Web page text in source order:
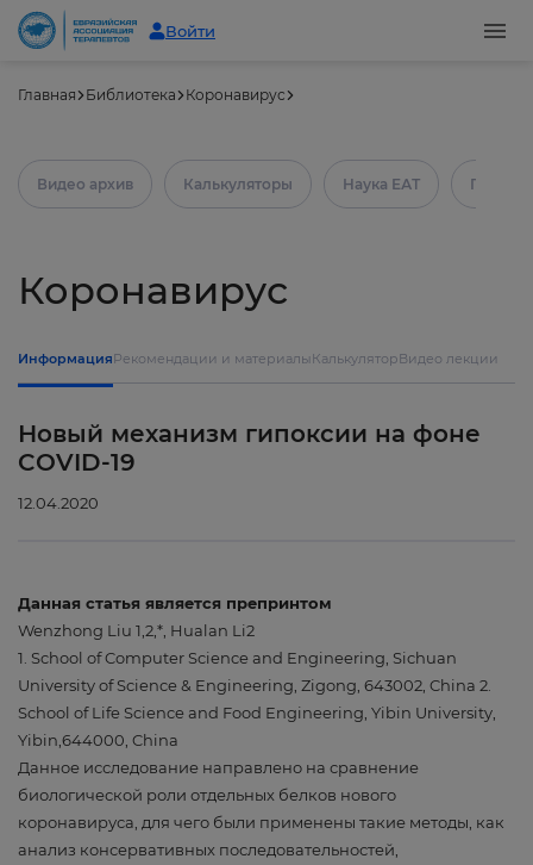
Войти
Главная Библиотека Коронавирус
Видео архив Калькуляторы Наука ЕАТ
Коронавирус
ИнформацияРекомендации и материалыКалькуляторВидео лекции
Новый механизм гипоксии на фоне
COVID-19
12.04.2020
Данная статья является препринтом
Wenzhong Liu 1,2,*, Hualan Li2
1. School of Computer Science and Engineering, Sichuan
University of Science & Engineering, Zigong, 643002, China 2.
School of Life Science and Food Engineering, Yibin University,
Yibin,644000, China
Данное исследование направлено на сравнение
биологической роли отдельных белков нового
коронавируса, для чего были применены такие методы, как
анализ консервативных последовательностей,